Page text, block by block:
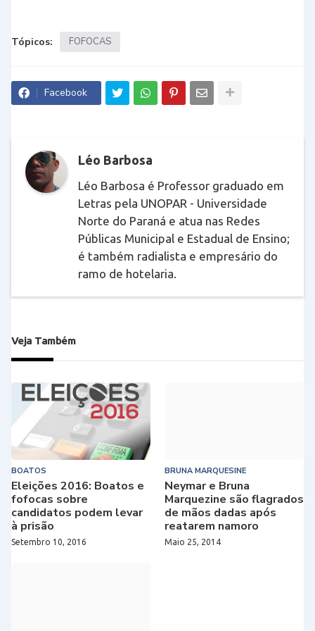
Tópicos: FOFOCAS
Facebook
Léo Barbosa
Léo Barbosa é Professor graduado em
Letras pela UNOPAR - Universidade
Norte do Paraná e atua nas Redes
Públicas Municipal e Estadual de Ensino;
é também radialista e empresário do
ramo de hotelaria.
Veja Também
BOATOS
Eleições 2016: Boatos e
fofocas sobre
candidatos podem levar
à prisão
Setembro 10, 2016
BRUNA MARQUESINE
Neymar e Bruna
Marquezine são flagrados
de mãos dadas após
reatarem namoro
Maio 25, 2014